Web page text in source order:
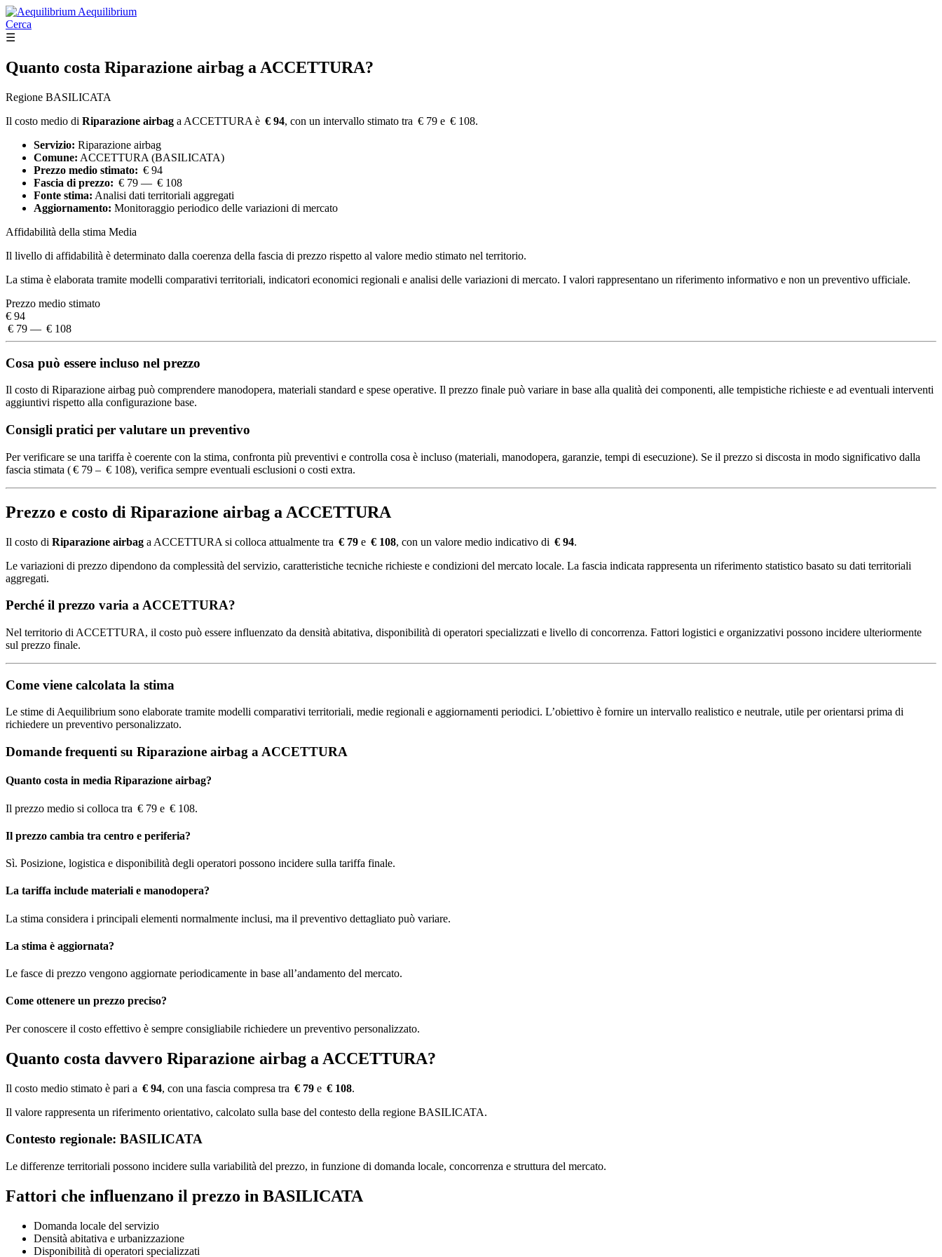
Aequilibrium
Cerca
☰
Quanto costa Riparazione airbag a ACCETTURA?
Regione BASILICATA
Il costo medio di Riparazione airbag a ACCETTURA è € 94, con un intervallo stimato tra € 79 e € 108.
Servizio: Riparazione airbag
Comune: ACCETTURA (BASILICATA)
Prezzo medio stimato: € 94
Fascia di prezzo: € 79 — € 108
Fonte stima: Analisi dati territoriali aggregati
Aggiornamento: Monitoraggio periodico delle variazioni di mercato
Affidabilità della stima Media
Il livello di affidabilità è determinato dalla coerenza della fascia di prezzo rispetto al valore medio stimato nel territorio.
La stima è elaborata tramite modelli comparativi territoriali, indicatori economici regionali e analisi delle variazioni di mercato. I valori rappresentano un riferimento informativo e non un preventivo ufficiale.
Prezzo medio stimato
€ 94
€ 79 — € 108
Cosa può essere incluso nel prezzo
Il costo di Riparazione airbag può comprendere manodopera, materiali standard e spese operative. Il prezzo finale può variare in base alla qualità dei componenti, alle tempistiche richieste e ad eventuali interventi
aggiuntivi rispetto alla configurazione base.
Consigli pratici per valutare un preventivo
Per verificare se una tariffa è coerente con la stima, confronta più preventivi e controlla cosa è incluso (materiali, manodopera, garanzie, tempi di esecuzione). Se il prezzo si discosta in modo significativo dalla
fascia stimata ( € 79 – € 108), verifica sempre eventuali esclusioni o costi extra.
Prezzo e costo di Riparazione airbag a ACCETTURA
Il costo di Riparazione airbag a ACCETTURA si colloca attualmente tra € 79 e € 108, con un valore medio indicativo di € 94.
Le variazioni di prezzo dipendono da complessità del servizio, caratteristiche tecniche richieste e condizioni del mercato locale. La fascia indicata rappresenta un riferimento statistico basato su dati territoriali
aggregati.
Perché il prezzo varia a ACCETTURA?
Nel territorio di ACCETTURA, il costo può essere influenzato da densità abitativa, disponibilità di operatori specializzati e livello di concorrenza. Fattori logistici e organizzativi possono incidere ulteriormente
sul prezzo finale.
Come viene calcolata la stima
Le stime di Aequilibrium sono elaborate tramite modelli comparativi territoriali, medie regionali e aggiornamenti periodici. L’obiettivo è fornire un intervallo realistico e neutrale, utile per orientarsi prima di
richiedere un preventivo personalizzato.
Domande frequenti su Riparazione airbag a ACCETTURA
Quanto costa in media Riparazione airbag?
Il prezzo medio si colloca tra € 79 e € 108.
Il prezzo cambia tra centro e periferia?
Sì. Posizione, logistica e disponibilità degli operatori possono incidere sulla tariffa finale.
La tariffa include materiali e manodopera?
La stima considera i principali elementi normalmente inclusi, ma il preventivo dettagliato può variare.
La stima è aggiornata?
Le fasce di prezzo vengono aggiornate periodicamente in base all’andamento del mercato.
Come ottenere un prezzo preciso?
Per conoscere il costo effettivo è sempre consigliabile richiedere un preventivo personalizzato.
Quanto costa davvero Riparazione airbag a ACCETTURA?
Il costo medio stimato è pari a € 94, con una fascia compresa tra € 79 e € 108.
Il valore rappresenta un riferimento orientativo, calcolato sulla base del contesto della regione BASILICATA.
Contesto regionale: BASILICATA
Le differenze territoriali possono incidere sulla variabilità del prezzo, in funzione di domanda locale, concorrenza e struttura del mercato.
Fattori che influenzano il prezzo in BASILICATA
Domanda locale del servizio
Densità abitativa e urbanizzazione
Disponibilità di operatori specializzati